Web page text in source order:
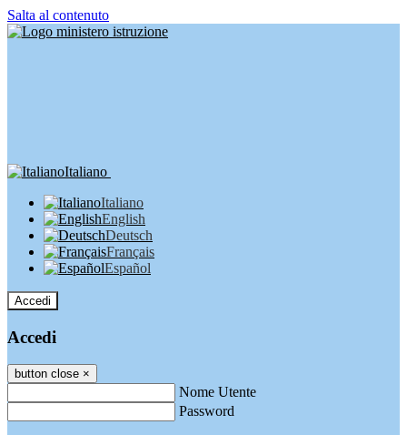
Salta al contenuto
Italiano
Italiano
English
Deutsch
Français
Español
Accedi
Accedi
button close ×
Nome Utente
Password